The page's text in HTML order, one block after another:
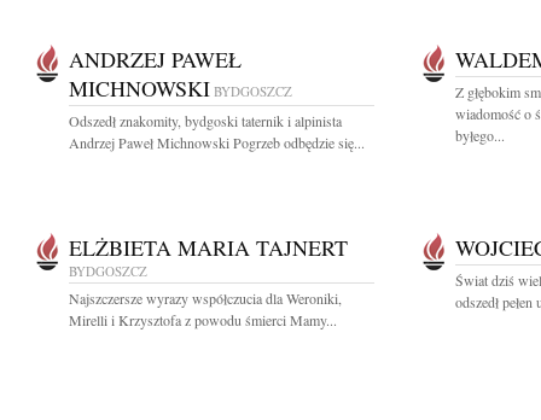
ANDRZEJ PAWEŁ
MICHNOWSKI BYDGOSZCZ
Odszedł znakomity, bydgoski taternik i alpinista
Andrzej Paweł Michnowski Pogrzeb odbędzie się...
Z głębokim
wiadomość o
byłego...
ELŻBIETA MARIA TAJNERT
BYDGOSZCZ
Najszczersze wyrazy współczucia dla Weroniki,
Mirelli i Krzysztofa z powodu śmierci Mamy...
Świat dziś
odszedł